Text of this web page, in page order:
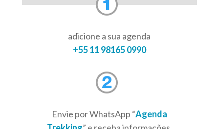
adicione a sua agenda
+55 11 98165 0990
Envie por WhatsApp “Agenda